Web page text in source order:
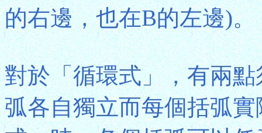
的右邊，也在B的左邊)。
對於「循環式」，有兩
弧各自獨立而每個括弧